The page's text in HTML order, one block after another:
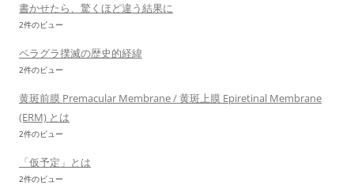
書かせたら、驚くほど違う結果に
2件のビュー
ペラグラ撲滅の歴史的経緯
2件のビュー
黄斑前膜 Premacular Membrane / 黄斑上膜 Epiretinal Membrane
(ERM) とは
2件のビュー
「仮予定」とは
2件のビュー